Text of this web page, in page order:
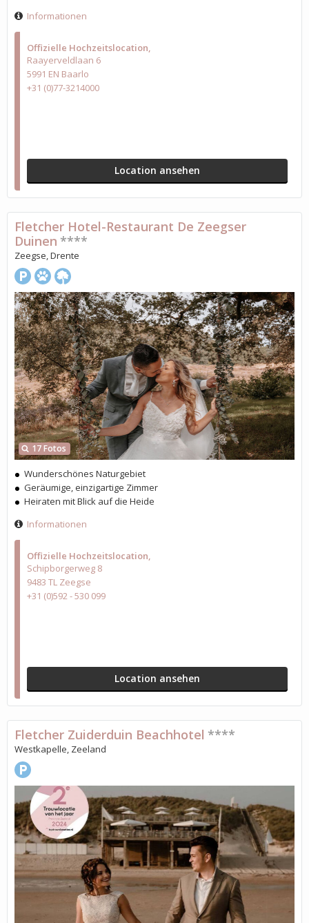
Offizielle Hochzeitslocation
Raayerveldlaan 6
5991 EN Baarlo
+31 (0)77-3214000
Location ansehen
Informationen
Offizielle Hochzeitslocation
Schipborgerweg 8
9483 TL Zeegse
+31 (0)592 - 530 099
Location ansehen
17 Fotos
Fletcher Hotel-Restaurant De Zeegser
Duinen ****
Zeegse, Drente
Wunderschönes Naturgebiet
Geräumige, einzigartige Zimmer
Heiraten mit Blick auf die Heide
Informationen
Fletcher Zuiderduin Beachhotel ****
Westkapelle, Zeeland